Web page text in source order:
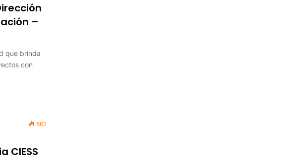
–
que brinda
con
862
CIESS